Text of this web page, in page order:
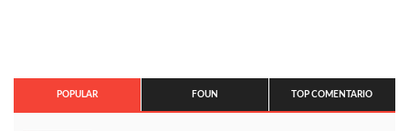
POPULAR FOUN TOP COMENTARIO